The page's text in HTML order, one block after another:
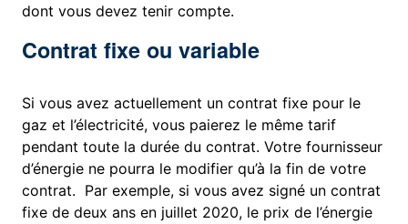
dont vous devez tenir compte.
Contrat fixe ou variable
Si vous avez actuellement un contrat fixe pour le
gaz et l’électricité, vous paierez le même tarif
pendant toute la durée du contrat. Votre fournisseur
d’énergie ne pourra le modifier qu’à la fin de votre
contrat. Par exemple, si vous avez signé un contrat
fixe de deux ans en juillet 2020, le prix de l’énergie